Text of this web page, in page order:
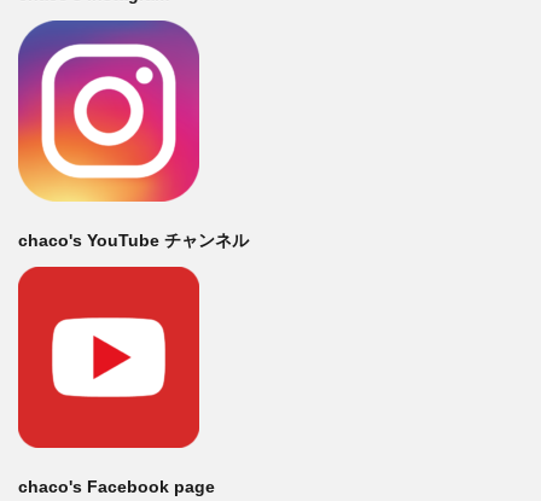
chaco's YouTube チャンネル
chaco's Facebook page